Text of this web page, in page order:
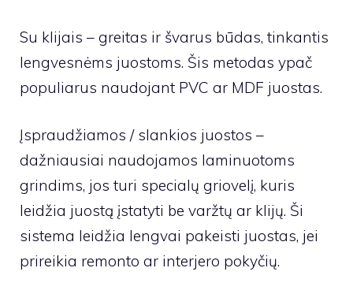
Su klijais – greitas ir švarus būdas, tinkantis
lengvesnėms juostoms. Šis metodas ypač
populiarus naudojant PVC ar MDF juostas.
Įspraudžiamos / slankios juostos –
dažniausiai naudojamos laminuotoms
grindims, jos turi specialų griovelį, kuris
leidžia juostą įstatyti be varžtų ar klijų. Ši
sistema leidžia lengvai pakeisti juostas, jei
prireikia remonto ar interjero pokyčių.